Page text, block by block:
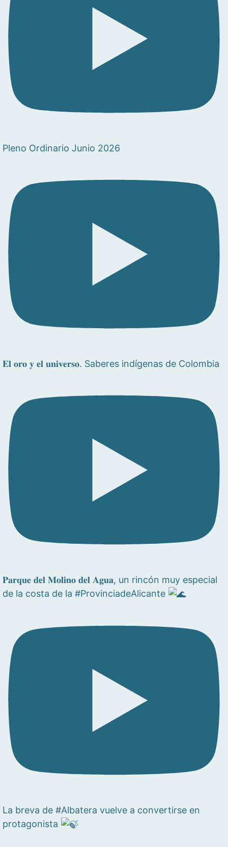
Pleno Ordinario Junio 2026
𝐄𝐥 𝐨𝐫𝐨 𝐲 𝐞𝐥 𝐮𝐧𝐢𝐯𝐞𝐫𝐬𝐨. Saberes indígenas de Colombia
𝐏𝐚𝐫𝐪𝐮𝐞 𝐝𝐞𝐥 𝐌𝐨𝐥𝐢𝐧𝐨 𝐝𝐞𝐥 𝐀𝐠𝐮𝐚, un rincón muy especial
de la costa de la #ProvinciadeAlicante
La breva de #Albatera vuelve a convertirse en
protagonista